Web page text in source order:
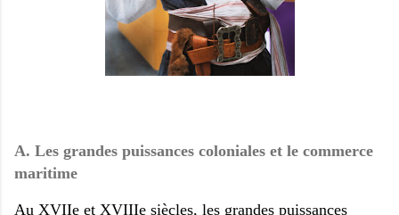
A. Les grandes puissances coloniales et le commerce
maritime
Au XVIIe et XVIIIe siècles, les grandes puissances